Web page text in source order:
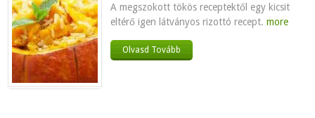
A megszokott tökös receptektől egy kicsit
eltérő igen látványos rizottó recept. more
Olvasd Tovább